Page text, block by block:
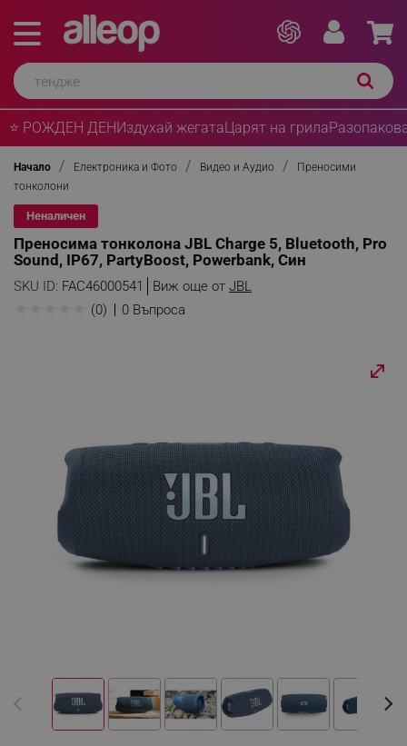
⭐ РОЖДЕН ДЕНИздухай жегатаЦарят на грила
Начало Електроника и Фото Видео и Аудио
Преносими
тонколони
Неналичен
Преносима тонколона JBL Charge 5, Bluetooth, Pro
Sound, IP67, PartyBoost, Powerbank, Син
SKU ID: FAC46000541 Виж още от JBL
(0) 0 Въпроса